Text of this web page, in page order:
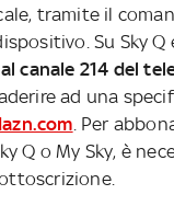
tramite il
Su Sky Q
canale 214 del
ad una
. Per
Q o My Sky, è